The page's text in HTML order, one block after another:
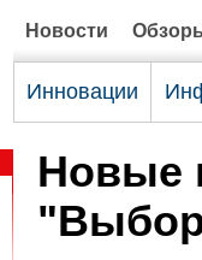
Новости
Инновации
Новые